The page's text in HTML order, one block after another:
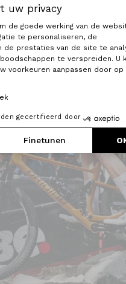
uw privacy
de goede werking van de
te personaliseren, de
de prestaties van de site te
te verspreiden. U
voorkeuren aanpassen door op
gecertifieerd door
Finetunen
Axeptio consent